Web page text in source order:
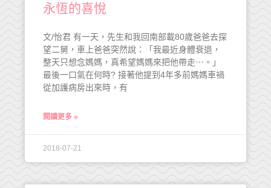
永恆的喜悅
文/怡君 有一天，先生和我回南部載80歲爸爸去探
望二舅，車上爸爸突然說：「我最近身體衰退，
整天只想念媽媽，真希望媽媽來把他帶走⋯。」
最後一口氣在何時? 接著他提到4年多前媽媽車禍
從加護病房出來時，有
閱讀更多 »
2018-07-21